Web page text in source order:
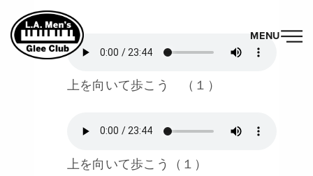
MENU
上を向いて歩こう （１）
上を向いて歩こう（１）